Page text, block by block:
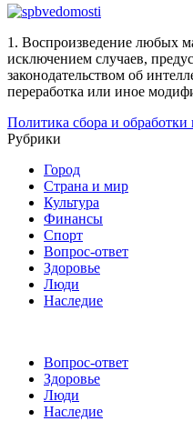
1. Воспроизведение любых
исключением случаев,
законодательством об
переработка или иное
Политика сбора и
Рубрики
Город
Страна и мир
Культура
Финансы
Спорт
Вопрос-ответ
Здоровье
Люди
Наследие
Вопрос-ответ
Здоровье
Люди
Наследие